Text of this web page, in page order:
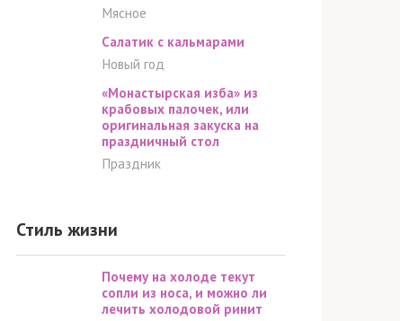
Мясное
Салатик с кальмарами
Новый год
«Монастырская изба» из
крабовых палочек, или
оригинальная закуска на
праздничный стол
Праздник
Стиль жизни
Почему на холоде текут
сопли из носа, и можно ли
лечить холодовой ринит